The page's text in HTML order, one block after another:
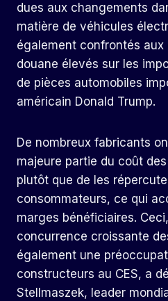
dues aux changements
matière de véhicules
également confrontés
douane élevés sur les
de pièces automobiles
américain Donald Trump.
De nombreux fabricants
majeure partie du coût
plutôt que de les
consommateurs, ce qui
marges bénéficiaires.
concurrence croissante
également une
constructeurs au CES, a
Stellmaszek, leader